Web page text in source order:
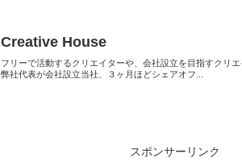
Creative House
フリーで活動するクリエイターや、会社設立を目指すクリ
弊社代表が会社設立当社、３ヶ月ほどシェアオフ...
スポンサーリンク